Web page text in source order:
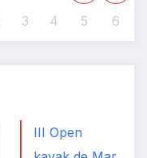
3 4 5 6
III Open